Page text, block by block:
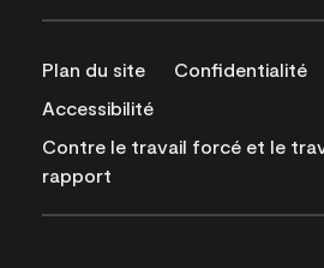
Plan du site Confidentialité
Accessibilité
Contre le travail forcé et le
rapport